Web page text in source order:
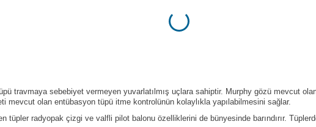
travmaya sebebiyet vermeyen yuvarlatılmış uçlara sahiptir. Murphy gözü mevcut
mevcut olan entübasyon tüpü itme kontrolünün kolaylıkla yapılabilmesini sağlar.
tüpler radyopak çizgi ve valfli pilot balonu özelliklerini de bünyesinde barındırır.